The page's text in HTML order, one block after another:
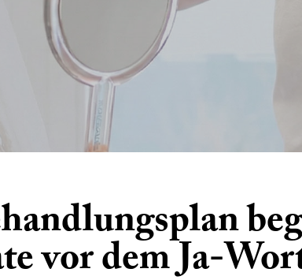
vor dem Ja-